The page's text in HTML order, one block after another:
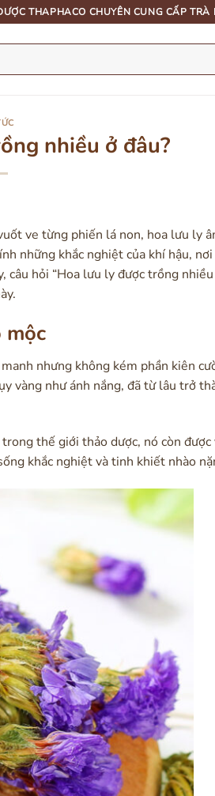
THAPHACO CHUYÊN CUNG CẤP TRÀ
nhiều ở đâu?
ve từng phiến lá non, hoa lưu ly
những khắc nghiệt của khí hậu,
hỏi “Hoa lưu ly được trồng
nhưng không kém phần kiên
vàng như ánh nắng, đã từ lâu trở
thế giới thảo dược, nó còn được
khắc nghiệt và tinh khiết nhào